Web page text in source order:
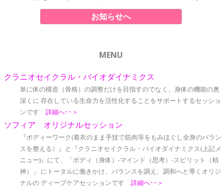
お知らせへ
MENU
クラニオセイクラル・バイオダイナミクス
単に体の構造（骨格）の調整だけを目指すのでなく、身体の機能の奥
深くに 存在している生命力を活性化することをサポートするセッショ
ンです 詳細へ･･＞
ソフィア オリジナルセッション
『ボディーワーク(着衣のまま手技で筋肉等をもみほぐし全身のバラン
スを整える）』と『クラニオセイクラル・バイオダイナミクス(上記メ
ニュー)』にて、「ボディ（身体）-マインド（思考）-スピリット（精
神）」 にトータルに働きかけ、バランスを調え、調和へと導くオリジ
ナルの ディープケアセッションです 詳細へ･･＞